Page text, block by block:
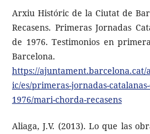
Arxiu Históric de la Ciutat de
Recasens. Primeras Jornadas
de 1976. Testimonios en
Barcelona.
https://
ic/es/primeras-jornadas-
1976/mari-chorda-recasens
Aliaga, J.V. (2013). Lo que las